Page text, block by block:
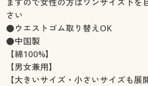
さい
●ウエストゴム取り替えOK
●中国製
【綿100%】
【男女兼用】
【大きいサイズ・小さいサイズも展